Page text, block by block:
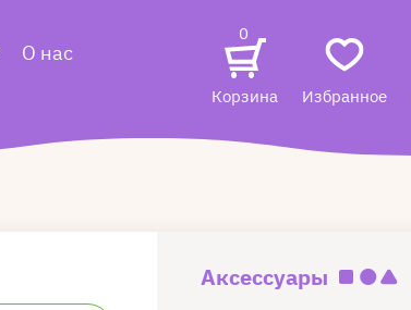
О нас
0
Корзина Избранное
Аксессуары